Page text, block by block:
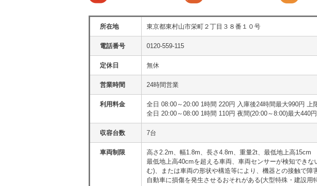
所在地 東京都東村山市栄町２丁目３８番１０号
電話番号 0120-559-115
定休日 無休
営業時間 24時間営業
利用料金
全日 08:00～20:00 1時間 220円 入庫後24時間最大990円 上
全日 20:00～08:00 1時間 110円 夜間(20:00～8:00)最大440円
収容台数 7台
車両制限
高さ2.2m、幅1.8m、長さ4.8m、重量2t、最低地上高15cm
最低地上高40cmを超える車両、車両センサーが検知でき
む)、または車両の形状や構造等により、機器との接触で
自動車に損傷を発生させるおそれがある(大型特殊・建設用